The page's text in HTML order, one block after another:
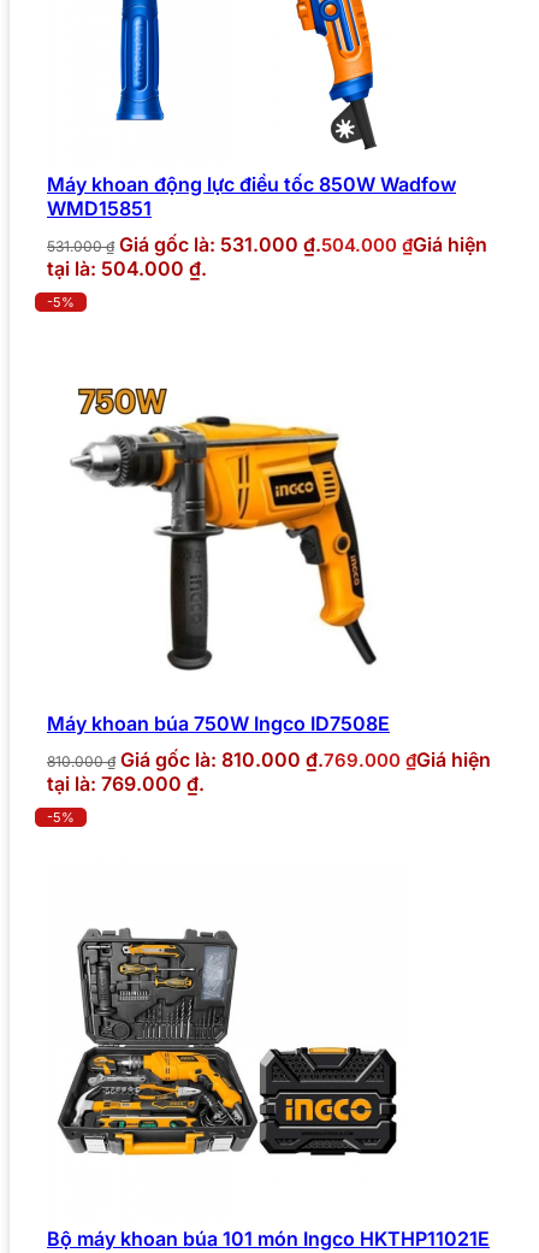
Máy khoan động lực điều tốc 850W Wadfow
WMD15851
531.000₫ Giá gốc là: 531.000 ₫.504.000 ₫Giá hiện
tại là: 504.000 ₫.
-5%
Máy khoan búa 750W Ingco ID7508E
810.000₫ Giá gốc là: 810.000 ₫.769.000 ₫Giá hiện
tại là: 769.000 ₫.
-5%
Bộ máy khoan búa 101 món Ingco HKTHP11021E